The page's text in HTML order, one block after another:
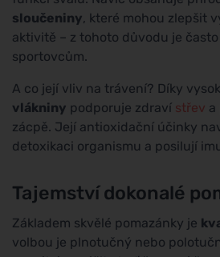
sloučeniny, které mohou zlepšit
aktivitě – z tohoto důvodu je
sportovcům.
A co její vliv na trávení? Díky
vlákniny podporuje zdraví střev a
zácpě. Její antioxidační účinky
detoxikaci organismu a posilují
Tajemství dokonalé
Základem skvělé pomazánky je
volbou je plnotučný nebo